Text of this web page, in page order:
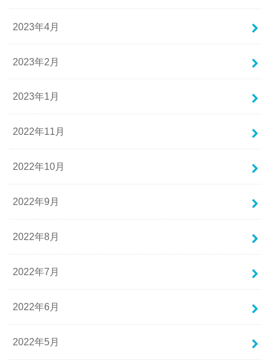
2023年4月
2023年2月
2023年1月
2022年11月
2022年10月
2022年9月
2022年8月
2022年7月
2022年6月
2022年5月